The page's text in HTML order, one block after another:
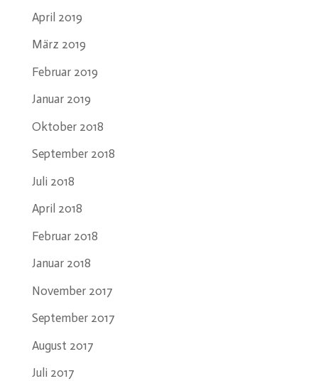
April 2019
März 2019
Februar 2019
Januar 2019
Oktober 2018
September 2018
Juli 2018
April 2018
Februar 2018
Januar 2018
November 2017
September 2017
August 2017
Juli 2017